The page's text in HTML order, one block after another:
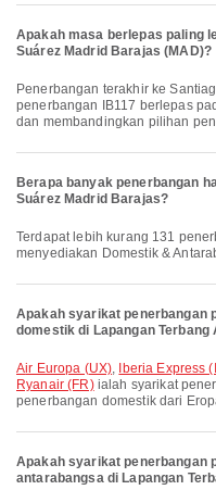
Apakah masa berlepas paling
Suárez Madrid Barajas (MAD)?
Penerbangan terakhir ke Santiago dengan Iberia dengan kod
penerbangan IB117 berlepas
dan membandingkan pilihan
Berapa banyak penerbangan
Suárez Madrid Barajas?
Terdapat lebih kurang 131 penerbangan setiap hari. Lapangan terbang ini
menyediakan Domestik &
Apakah syarikat penerbangan
domestik di Lapangan
Air Europa (UX), Iberia Express
Ryanair (FR)ialah syarikat
penerbangan domestik dari
Apakah syarikat penerbangan
antarabangsa di Lapangan